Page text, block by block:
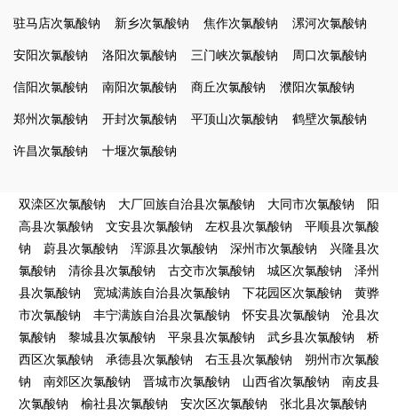
驻马店次氯酸钠
新乡次氯酸钠 焦作次氯酸钠
漯河次氯酸钠
安阳次氯酸钠
洛阳次氯酸钠 三门峡次氯酸钠
周口次氯酸钠
信阳次氯酸钠
南阳次氯酸钠 商丘次氯酸钠
濮阳次氯酸钠
郑州次氯酸钠
开封次氯酸钠 平顶山次氯酸钠
鹤壁次氯酸钠
许昌次氯酸钠
十堰次氯酸钠
双滦区次氯酸钠 大厂回族自治县次氯酸钠 大同市次氯酸钠
阳
高县次氯酸钠
文安县次氯酸钠 左权县次氯酸钠
平顺县次氯酸
钠
蔚县次氯酸钠 浑源县次氯酸钠 深州市次氯酸钠
兴隆县次
氯酸钠
清徐县次氯酸钠 古交市次氯酸钠 城区次氯酸钠
泽州
县次氯酸钠
宽城满族自治县次氯酸钠 下花园区次氯酸钠
黄骅
市次氯酸钠
丰宁满族自治县次氯酸钠 怀安县次氯酸钠
沧县次
氯酸钠
黎城县次氯酸钠 平泉县次氯酸钠 武乡县次氯酸钠
桥
西区次氯酸钠
承德县次氯酸钠 右玉县次氯酸钠
朔州市次氯酸
钠
南郊区次氯酸钠 晋城市次氯酸钠 山西省次氯酸钠
南皮县
次氯酸钠
榆社县次氯酸钠 安次区次氯酸钠 张北县次氯酸钠